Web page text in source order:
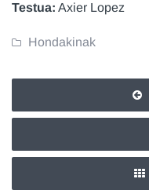
Testua: Axier Lopez
Hondakinak